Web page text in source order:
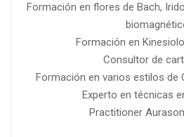
Formación en flores de Bach,
Formación en
Consultor de
Formación en varios estilos de
Experto en técnicas
Practitioner